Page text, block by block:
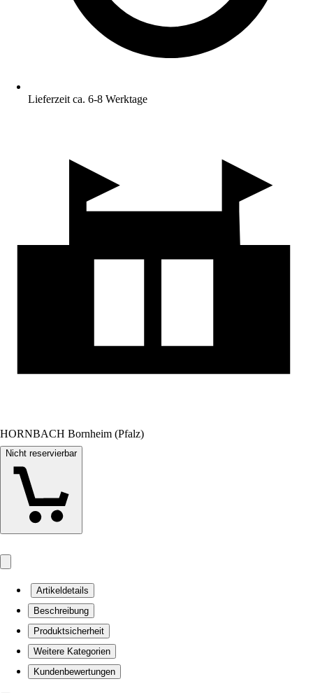
Lieferzeit ca. 6-8 Werktage
HORNBACH Bornheim (Pfalz)
Nicht reservierbar
Artikeldetails
Beschreibung
Produktsicherheit
Weitere Kategorien
Kundenbewertungen